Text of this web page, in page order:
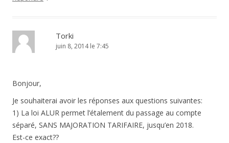
Torki
juin 8, 2014 le 7:45
Bonjour,
Je souhaiterai avoir les réponses aux questions suivantes:
1) La loi ALUR permet l’étalement du passage au compte
séparé, SANS MAJORATION TARIFAIRE, jusqu’en 2018.
Est-ce exact??